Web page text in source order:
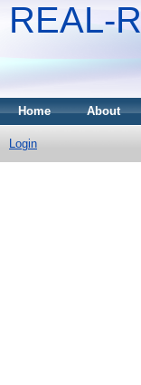
REAL-R
Home About
Login